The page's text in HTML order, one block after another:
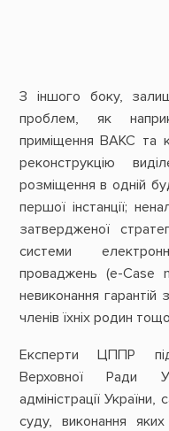
З іншого боку,
проблем, як
приміщення ВАКС та
реконструкцію
розміщення в одній
першої інстанції;
затвердженої
системи
проваджень (e-Сase
невиконання
членів їхніх родин
Експерти ЦППР
Верховної Ради
адміністрації
суду, виконання